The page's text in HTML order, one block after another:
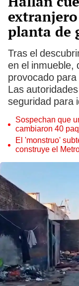
planta de
Tras el
en el inmueble,
provocado
Las
seguridad para
Sospechan que
cambiaron 40
El 'monstruo'
construye el